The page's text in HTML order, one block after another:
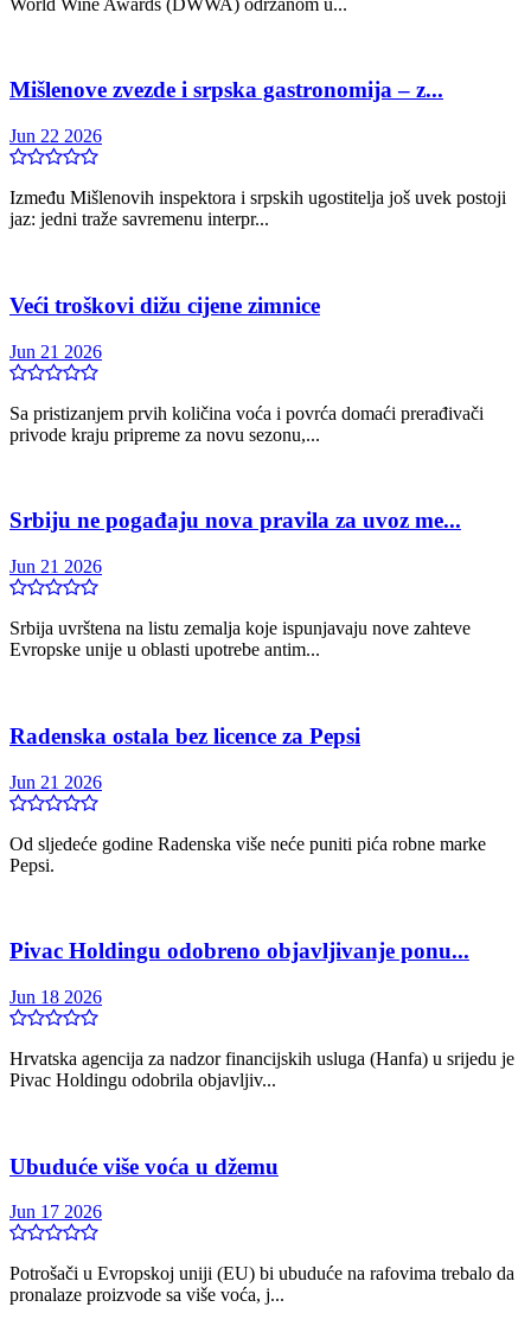
Mišlenove zvezde i srpska gastronomija – z...
Jun 22 2026
Između Mišlenovih inspektora i srpskih ugostitelja još uvek postoji
jaz: jedni traže savremenu interpr...
Veći troškovi dižu cijene zimnice
Jun 21 2026
Sa pristizanjem prvih količina voća i povrća domaći prerađivači
privode kraju pripreme za novu sezonu,...
Srbiju ne pogađaju nova pravila za uvoz me...
Jun 21 2026
Srbija uvrštena na listu zemalja koje ispunjavaju nove zahteve
Evropske unije u oblasti upotrebe antim...
Radenska ostala bez licence za Pepsi
Jun 21 2026
Od sljedeće godine Radenska više neće puniti pića robne marke
Pepsi.
Pivac Holdingu odobreno objavljivanje ponu...
Jun 18 2026
Hrvatska agencija za nadzor financijskih usluga (Hanfa) u srijedu je
Pivac Holdingu odobrila objavljiv...
Ubuduće više voća u džemu
Jun 17 2026
Potrošači u Evropskoj uniji (EU) bi ubuduće na rafovima trebalo da
pronalaze proizvode sa više voća, j...